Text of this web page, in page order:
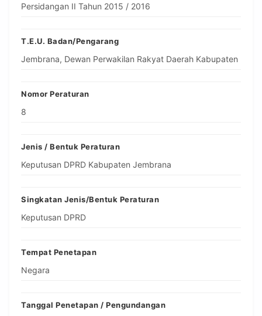
Persidangan II Tahun 2015 / 2016
T.E.U. Badan/Pengarang
Jembrana, Dewan Perwakilan Rakyat Daerah Kabupaten
Nomor Peraturan
8
Jenis / Bentuk Peraturan
Keputusan DPRD Kabupaten Jembrana
Singkatan Jenis/Bentuk Peraturan
Keputusan DPRD
Tempat Penetapan
Negara
Tanggal Penetapan / Pengundangan